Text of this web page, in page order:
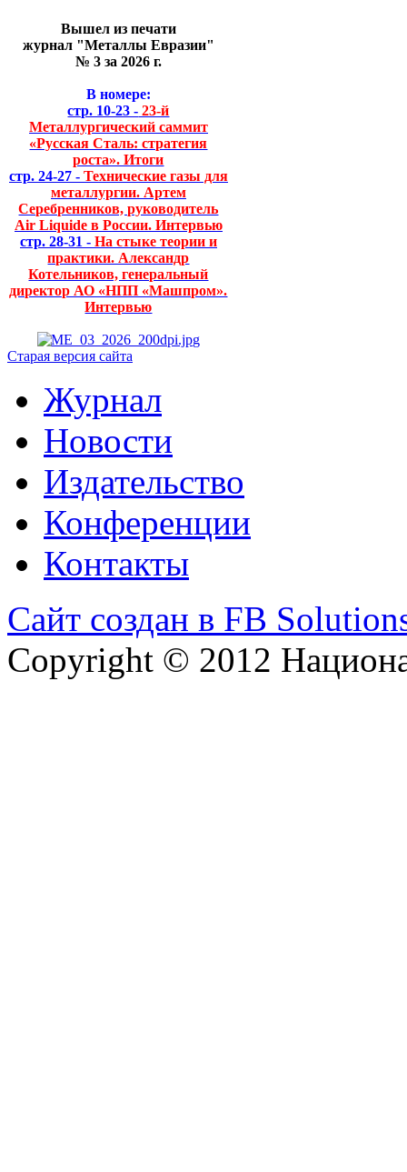
Вышел из печати
журнал "Металлы Евразии"
№ 3 за 2026 г.
В номере:
стр. 10-23 - 23-й
Металлургический саммит
«Русская Сталь: стратегия
роста». Итоги
стр. 24-27 - Технические газы для
металлургии. Артем
Серебренников, руководитель
Air Liquide в России. Интервью
стр. 28-31 - На стыке теории и
практики. Александр
Котельников, генеральный
директор АО «НПП «Машпром».
Интервью
Старая версия сайта
Журнал
Новости
Издательство
Конференции
Контакты
Сайт создан в FB
Copyright © 2012